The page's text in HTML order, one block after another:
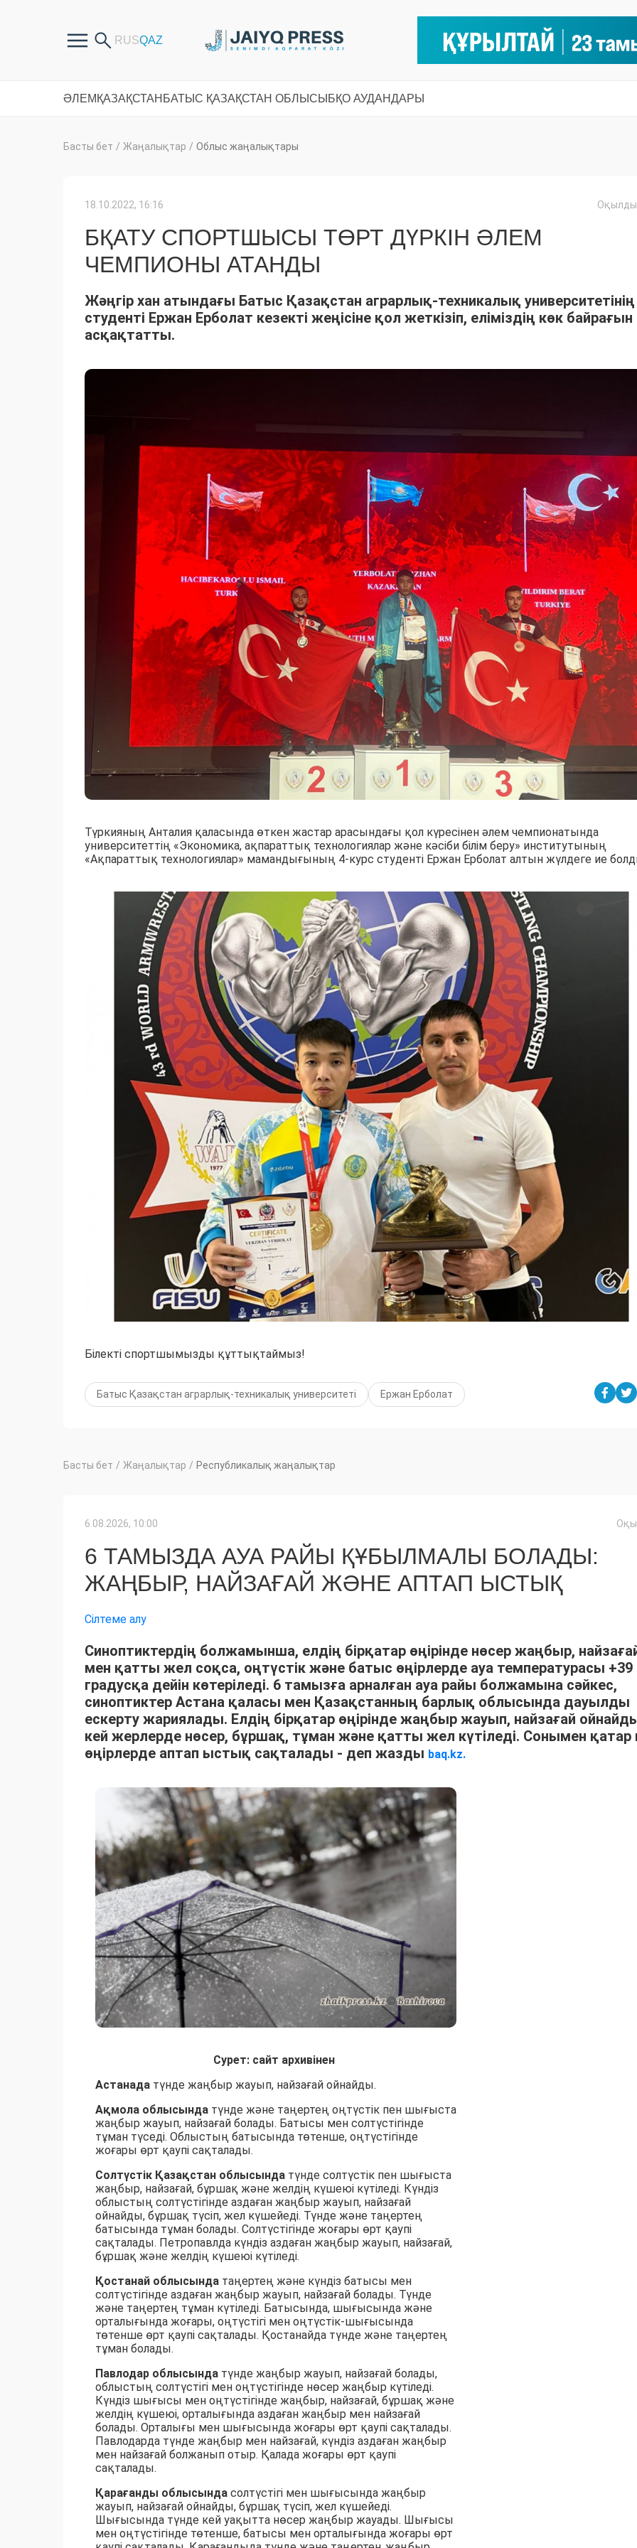
ӘЛЕМ ҚАЗАҚСТАН БАТЫС ҚАЗАҚСТАН ОБЛЫСЫ БҚО АУДАНДАРЫ
Басты бет / Жаңалықтар / Облыс жаңалықтары
18.10.2022, 16:16
БҚАТУ СПОРТШЫСЫ ТӨРТ ДҮРКІН ӘЛЕМ
ЧЕМПИОНЫ АТАНДЫ
Жәңгір хан атындағы Батыс Қазақстан аграрлық-техникалық университетінің
студенті Ержан Ерболат кезекті жеңісіне қол жеткізіп, еліміздің көк байрағын
асқақтатты.
Түркияның Анталия қаласында өткен жастар арасындағы қол күресінен әлем чемпионатында
университеттің «Экономика, ақпараттық технологиялар және кәсіби білім беру» институтының
«Ақпараттық технологиялар» мамандығының 4-курс студенті Ержан Ерболат алтын жүлдеге ие
Білекті спортшымызды құттықтаймыз!
Батыс Қазақстан аграрлық-техникалық университеті Ержан Ерболат
Басты бет / Жаңалықтар / Республикалық жаңалықтар
6.08.2026, 10:00
6 ТАМЫЗДА АУА РАЙЫ ҚҰБЫЛМАЛЫ БОЛАДЫ:
ЖАҢБЫР, НАЙЗАҒАЙ ЖӘНЕ АПТАП ЫСТЫҚ
Сілтеме алу
Синоптиктердің болжамынша, елдің бірқатар өңірінде нөсер жаңбыр,
мен қатты жел соқса, оңтүстік және батыс өңірлерде ауа температурасы +39
градусқа дейін көтеріледі. 6 тамызға арналған ауа райы болжамына сәйкес,
синоптиктер Астана қаласы мен Қазақстанның барлық облысында дауылды
ескерту жариялады. Елдің бірқатар өңірінде жаңбыр жауып, найзағай
кей жерлерде нөсер, бұршақ, тұман және қатты жел күтіледі. Сонымен қатар
өңірлерде аптап ыстық сақталады - деп жазды baq.kz.
Сурет: сайт архивінен
Астанада түнде жаңбыр жауып, найзағай ойнайды.
Ақмола облысында түнде және таңертең оңтүстік пен шығыста
жаңбыр жауып, найзағай болады. Батысы мен солтүстігінде
тұман түседі. Облыстың батысында төтенше, оңтүстігінде
жоғары өрт қаупі сақталады.
Солтүстік Қазақстан облысында түнде солтүстік пен шығыста
жаңбыр, найзағай, бұршақ және желдің күшеюі күтіледі. Күндіз
облыстың солтүстігінде аздаған жаңбыр жауып, найзағай
ойнайды, бұршақ түсіп, жел күшейеді. Түнде және таңертең
батысында тұман болады. Солтүстігінде жоғары өрт қаупі
сақталады. Петропавлда күндіз аздаған жаңбыр жауып, найзағай,
бұршақ және желдің күшеюі күтіледі.
Қостанай облысында таңертең және күндіз батысы мен
солтүстігінде аздаған жаңбыр жауып, найзағай болады. Түнде
және таңертең тұман күтіледі. Батысында, шығысында және
орталығында жоғары, оңтүстігі мен оңтүстік-шығысында
төтенше өрт қаупі сақталады. Қостанайда түнде және таңертең
тұман болады.
Павлодар облысында түнде жаңбыр жауып, найзағай болады,
облыстың солтүстігі мен оңтүстігінде нөсер жаңбыр күтіледі.
Күндіз шығысы мен оңтүстігінде жаңбыр, найзағай, бұршақ және
желдің күшеюі, орталығында аздаған жаңбыр мен найзағай
болады. Орталығы мен шығысында жоғары өрт қаупі сақталады.
Павлодарда түнде жаңбыр мен найзағай, күндіз аздаған жаңбыр
мен найзағай болжанып отыр. Қалада жоғары өрт қаупі
сақталады.
Қарағанды облысында солтүстігі мен шығысында жаңбыр
жауып, найзағай ойнайды, бұршақ түсіп, жел күшейеді.
Шығысында түнде кей уақытта нөсер жаңбыр жауады. Шығысы
мен оңтүстігінде төтенше, батысы мен орталығында жоғары өрт